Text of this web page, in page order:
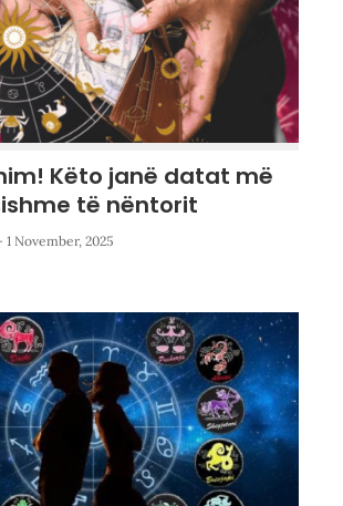
Këto janë datat më
të nëntorit
1 November, 2025